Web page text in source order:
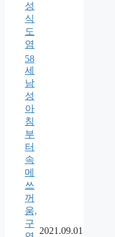
성
식
도
염
58
세
남
성
아
침
부
터
속
메
쓰
꺼
움,
구
2021.09.01